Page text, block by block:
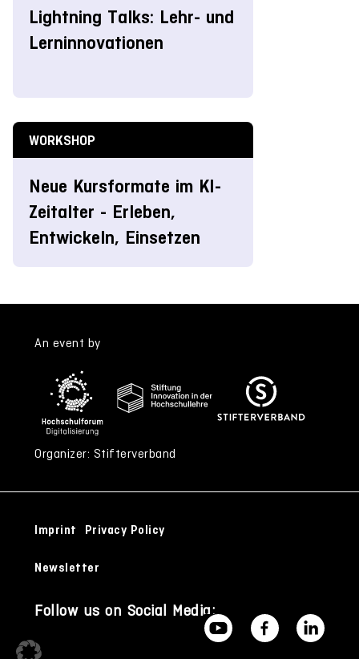
Lightning Talks: Lehr- und
Lerninnovationen
WORKSHOP
Neue Kursformate im KI-
Zeitalter - Erleben,
Entwickeln, Einsetzen
An event by
Organizer: Stifterverband
Imprint Privacy Policy
Newsletter
Follow us on Social Media: